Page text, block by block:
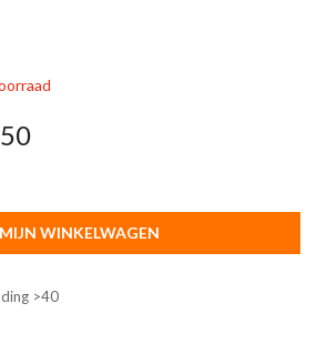
WINKELWAGEN
>40